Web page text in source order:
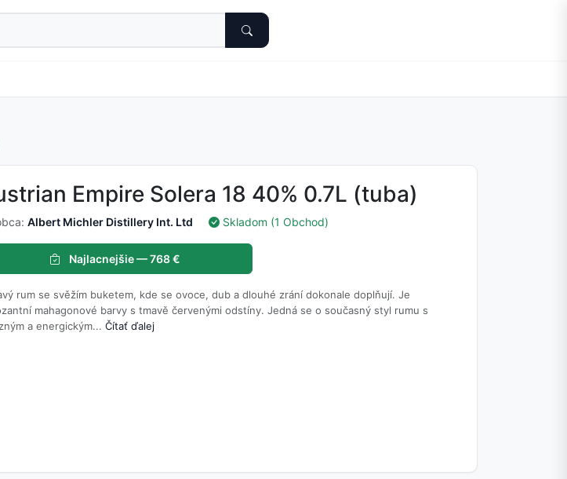
Empire Solera 18 40% 0.7L (tuba)
Albert Michler Distillery Int. Ltd Skladom (1 Obchod)
Najlacnejšie — 768 €
rum se svěžím buketem, kde se ovoce, dub a dlouhé zrání dokonale doplňují. Je
mahagonové barvy s tmavě červenými odstíny. Jedná se o současný styl rumu s
a energickým... Čítať ďalej